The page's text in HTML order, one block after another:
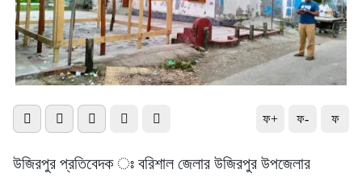
ফ+ ফ- ফ
উজিরপুর প্রতিবেদক ঃ বরিশাল জেলার উজিরপুর উপজেলার